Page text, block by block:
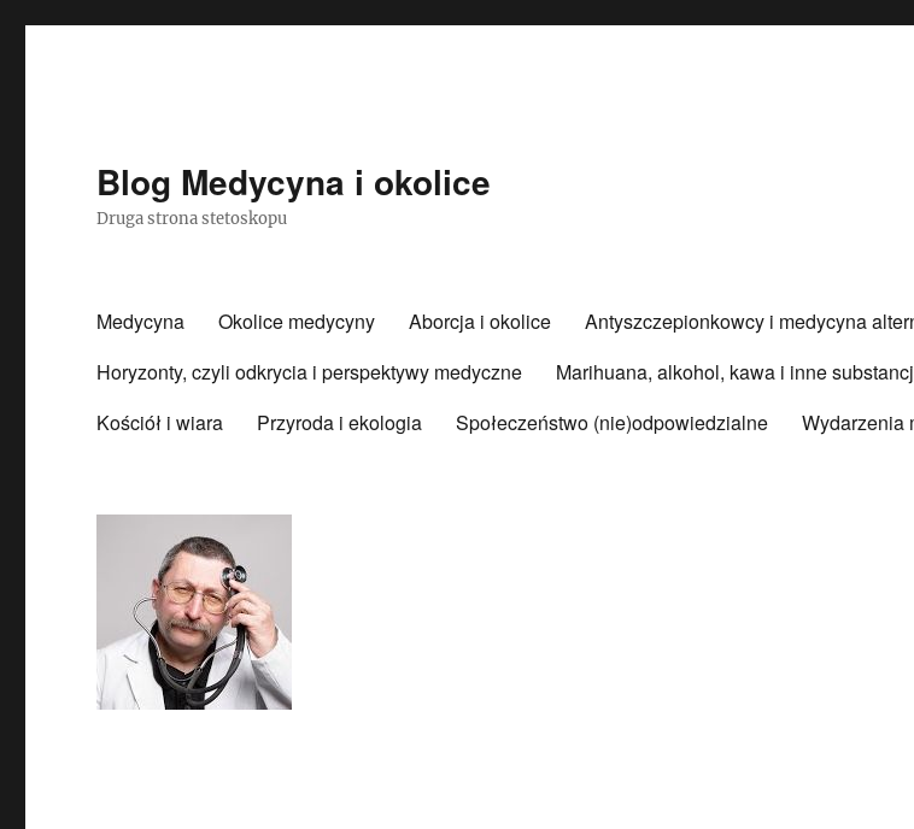
Blog Medycyna i okolice
Druga strona stetoskopu
Medycyna Okolice medycyny Aborcja i okolice Antyszczepionkowcy i medycyna
Horyzonty, czyli odkrycia i perspektywy medyczne
Marihuana, alkohol, kawa i inne
Kościół i wiara
Przyroda i ekologia Społeczeństwo (nie)odpowiedzialne Wydarzenia